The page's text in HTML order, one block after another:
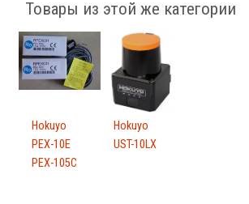
Товары из этой же категории
Hokuyo
PEX-10E
PEX-105C
Hokuyo
UST-10LX